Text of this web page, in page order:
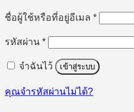
ชื่อผู้ใช้หรือที่อยู่อีเมล *ต้องการ
รหัสผ่าน *ต้องการ
จำฉันไว้ เข้าสู่ระบบ
คุณจำรหัสผ่านไม่ได้?